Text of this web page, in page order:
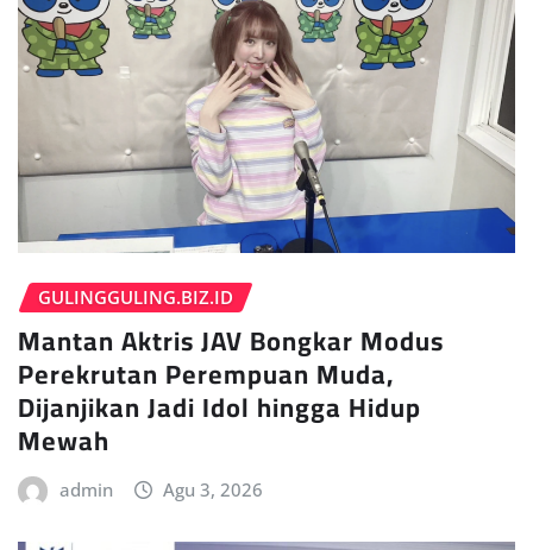
GULINGGULING.BIZ.ID
Mantan Aktris JAV Bongkar Modus
Perekrutan Perempuan Muda,
Dijanjikan Jadi Idol hingga Hidup
Mewah
admin Agu 3, 2026